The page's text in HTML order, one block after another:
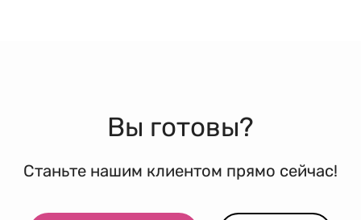
Вы готовы?
Станьте нашим клиентом прямо сейчас!